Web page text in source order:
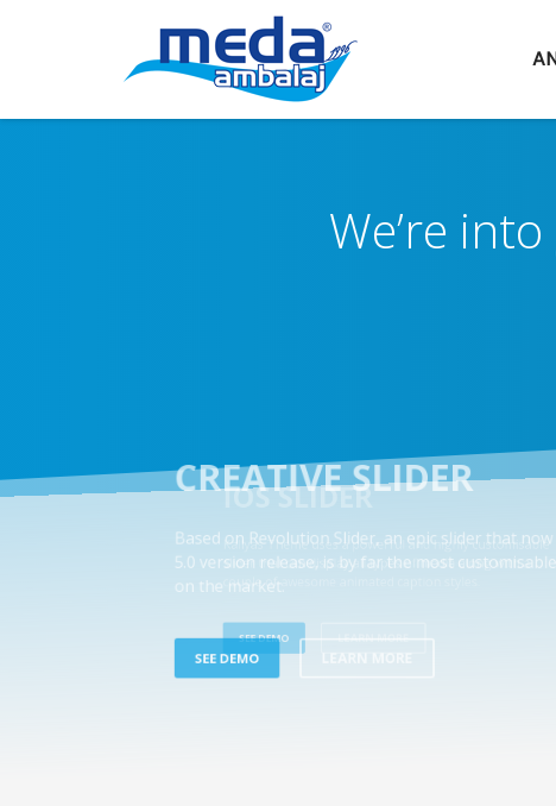
We’re into
CREATIVE SLIDER
Based on Revolution Slider, an epic slider that
5.0 version release, is by far the most
on the market.
SEE DEMO